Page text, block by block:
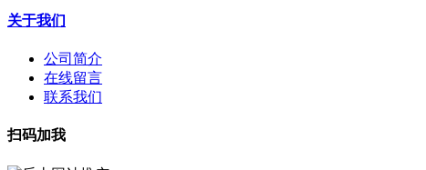
关于我们
公司简介
在线留言
联系我们
扫码加我